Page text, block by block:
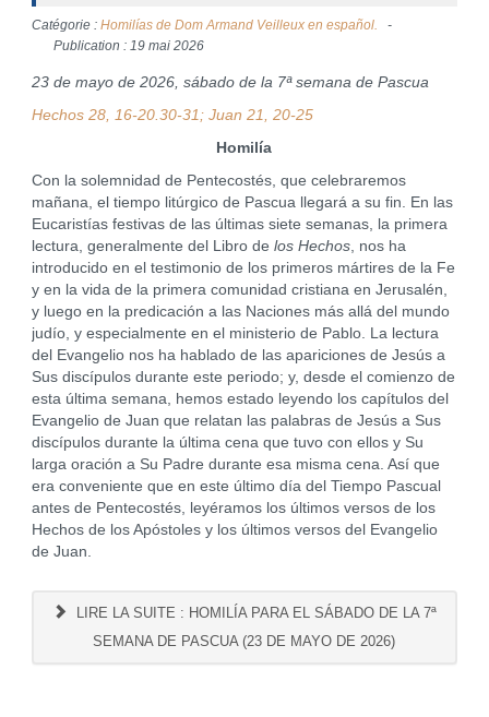
Catégorie : Homilías de Dom Armand Veilleux en español.
Publication : 19 mai 2026
23 de mayo de 2026, sábado de la 7ª semana de Pascua
Hechos 28, 16-20.30-31; Juan 21, 20-25
Homilía
Con la solemnidad de Pentecostés, que celebraremos
mañana, el tiempo litúrgico de Pascua llegará a su fin. En las
Eucaristías festivas de las últimas siete semanas, la primera
lectura, generalmente del Libro de los Hechos, nos ha
introducido en el testimonio de los primeros mártires de la Fe
y en la vida de la primera comunidad cristiana en Jerusalén,
y luego en la predicación a las Naciones más allá del mundo
judío, y especialmente en el ministerio de Pablo. La lectura
del Evangelio nos ha hablado de las apariciones de Jesús a
Sus discípulos durante este periodo; y, desde el comienzo de
esta última semana, hemos estado leyendo los capítulos del
Evangelio de Juan que relatan las palabras de Jesús a Sus
discípulos durante la última cena que tuvo con ellos y Su
larga oración a Su Padre durante esa misma cena. Así que
era conveniente que en este último día del Tiempo Pascual
antes de Pentecostés, leyéramos los últimos versos de los
Hechos de los Apóstoles y los últimos versos del Evangelio
de Juan.
LIRE LA SUITE : HOMILÍA PARA EL SÁBADO DE LA 7ª
SEMANA DE PASCUA (23 DE MAYO DE 2026)